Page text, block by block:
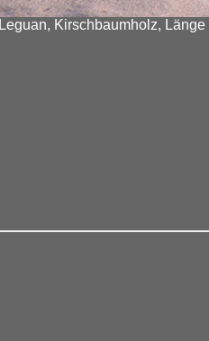
Leguan, Kirschbaumholz,